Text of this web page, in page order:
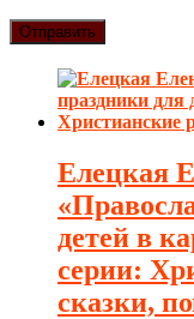
Елецкая
детей в
серии:
сказки,